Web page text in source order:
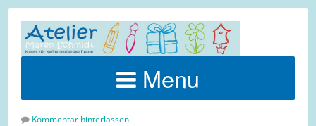
Menu
Kommentar hinterlassen